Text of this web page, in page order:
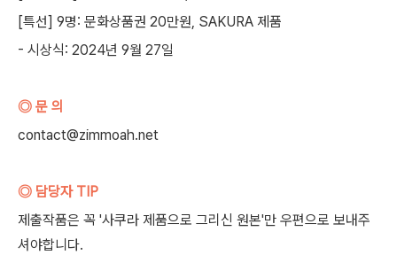
[특선] 9명: 문화상품권 20만원, SAKURA 제품
- 시상식: 2024년 9월 27일
◎ 문 의
contact@zimmoah.net
◎ 담당자 TIP
제출작품은 꼭 '사쿠라 제품으로 그리신 원본'만 우편으로 보내주
셔야합니다.